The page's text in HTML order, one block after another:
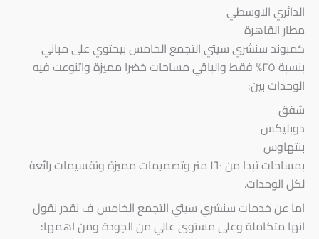
الدائري الاوسطي
مطار القاهرة
كمبوند سنشري سيتي التجمع الخامس بيحتوي على مباني
بنسبة ٢٥% فقط والباقي مساحات خضرا مميزة واتنوعت فيه
الوحدات بين:
شقق
دوبليكس
بنتهاوس
بمساحات تبدا من ١٦٠ متر وتصميمات مميزة وتقسيمات رائعة
لكل الوحدات.
اما عن خدمات سنشري سيتي التجمع الخامس ف نقدر نقول
انها متكاملة وعلى مستوى عالي من الجودة ومن اهمها: